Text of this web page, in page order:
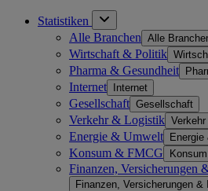
Statistiken
Alle Branchen Alle
Wirtschaft & Politik
Pharma & Gesundheit
Internet Internet
Gesellschaft Gesellschaft
Verkehr & Logistik
Energie & Umwelt
Konsum & FMCG
Finanzen, Versicherungen
Finanzen, Versicherungen &